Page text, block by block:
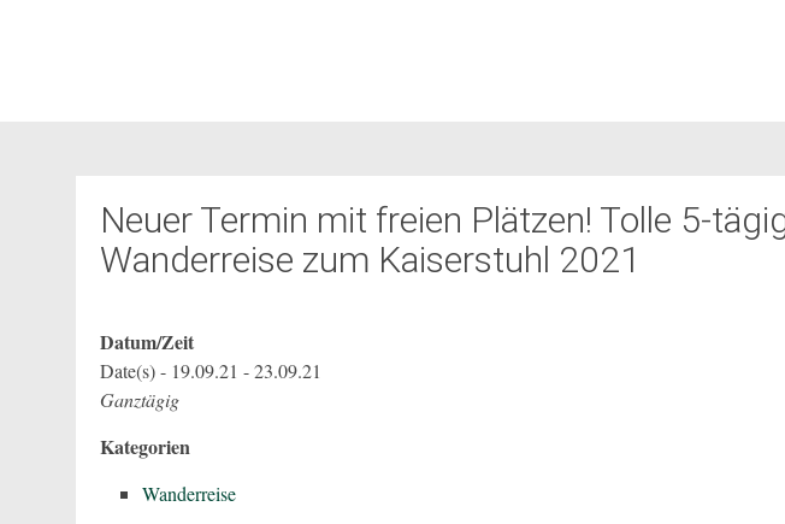
Neuer Termin mit freien Plätzen! Tolle 5-
Wanderreise zum Kaiserstuhl 2021
Datum/Zeit
Date(s) - 19.09.21 - 23.09.21
Ganztägig
Kategorien
Wanderreise